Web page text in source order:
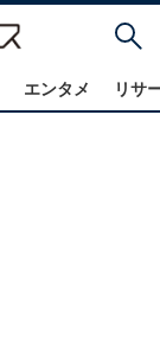
エンタメ リサ